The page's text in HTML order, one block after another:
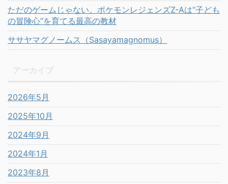
ただのゲームじゃない。ポケモンレジェンズZ-Aは“子ども
の冒険心”を育てる最高の教材
ササヤマグノームス（Sasayamagnomus）
2026年5月
2025年10月
2024年9月
2024年1月
2023年8月